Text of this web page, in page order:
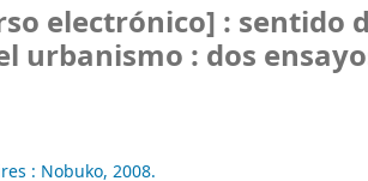
electrónico] : sentido
urbanismo : dos
: Nobuko, 2008.